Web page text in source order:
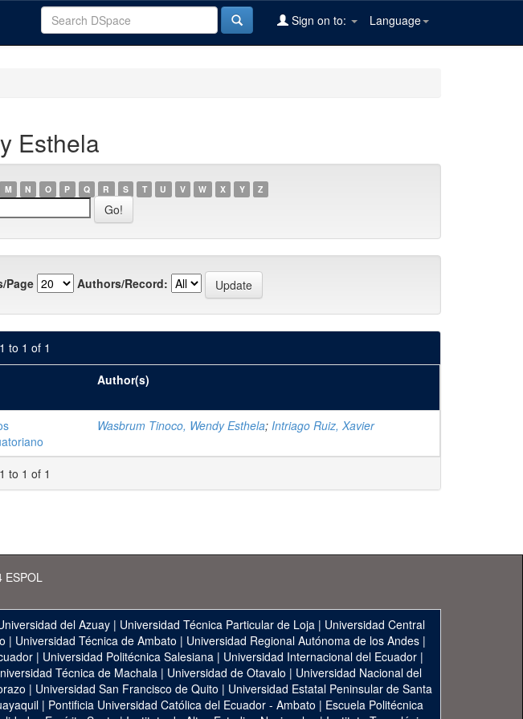
Language
Sign on to:
Esthela
M N O P Q R S T U V W X Y Z
Page Authors/Record:
to 1 of 1
Author(s)
Wasbrum Tinoco, Wendy Esthela; Intriago Ruiz, Xavier
to 1 of 1
ESPOL
del Azuay | Universidad Técnica Particular de Loja | Universidad Central
| Universidad Técnica de Ambato | Universidad Regional Autónoma de los Andes|
| Universidad Politécnica Salesiana| Universidad Internacional del Ecuador|
Técnica de Machala | Universidad de Otavalo | Universidad Nacional del
| Universidad San Francisco de Quito | Universidad Estatal Peninsular de Santa
| Pontificia Universidad Católica del Ecuador - Ambato | Escuela Politécnica